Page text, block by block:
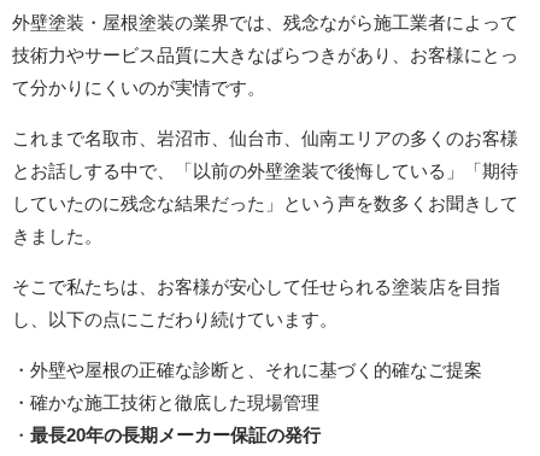
外壁塗装・屋根塗装の業界では、残念ながら施工業者によって
技術力やサービス品質に大きなばらつきがあり、お客様にとっ
て分かりにくいのが実情です。
これまで名取市、岩沼市、仙台市、仙南エリアの多くのお客様
とお話しする中で、「以前の外壁塗装で後悔している」「期待
していたのに残念な結果だった」という声を数多くお聞きして
きました。
そこで私たちは、お客様が安心して任せられる塗装店を目指
し、以下の点にこだわり続けています。
・外壁や屋根の正確な診断と、それに基づく的確なご提案
・確かな施工技術と徹底した現場管理
・ 最長20年の長期メーカー保証の発行